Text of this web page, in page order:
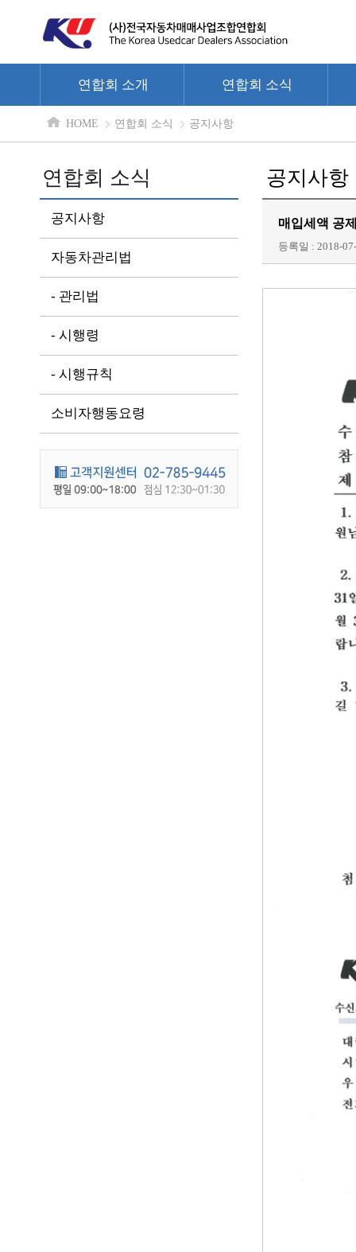
연합회 소개 연합회 소식
HOME 연합회 소식 공지사항
연합회 소식
공지사항
자동차관리법
- 관리법
- 시행령
- 시행규칙
소비자행동요령
공지사항
매입세액 공
등록일 : 2018-